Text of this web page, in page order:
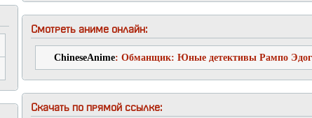
Смотреть аниме онлайн:
ChineseAnime: Обманщик: Юные детективы Рампо
Скачать по прямой ссылке: